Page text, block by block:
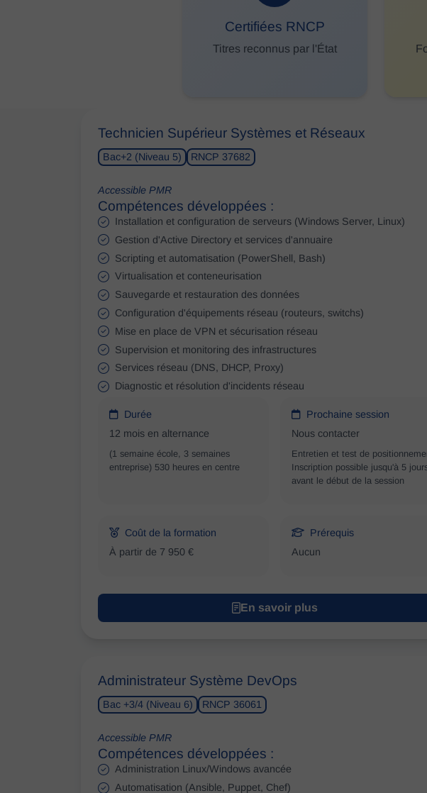
Certifiées RNCP
Titres reconnus par l'État
Technicien Supérieur Systèmes et Réseaux
Bac+2 (Niveau 5) RNCP 37682
Accessible PMR
Compétences développées :
Installation et configuration de serveurs (Windows Server, Linux)
Gestion d'Active Directory et services d'annuaire
Scripting et automatisation (PowerShell, Bash)
Virtualisation et conteneurisation
Sauvegarde et restauration des données
Configuration d'équipements réseau (routeurs, switchs)
Mise en place de VPN et sécurisation réseau
Supervision et monitoring des infrastructures
Services réseau (DNS, DHCP, Proxy)
Diagnostic et résolution d'incidents réseau
Durée
12 mois en alternance
(1 semaine école, 3 semaines
entreprise) 530 heures en centre
Prochaine session
Nous contacter
Entretien et test de
Inscription possible jusqu'à 5
avant le début de la session
Coût de la formation
À partir de 7 950 €
Prérequis
Aucun
En savoir plus
Administrateur Système DevOps
Bac +3/4 (Niveau 6) RNCP 36061
Accessible PMR
Compétences développées :
Administration Linux/Windows avancée
Automatisation (Ansible, Puppet, Chef)